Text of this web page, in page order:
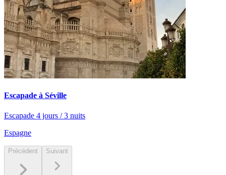
Escapade à Séville
Escapade 4 jours / 3 nuits
Espagne
Précédent Suivant